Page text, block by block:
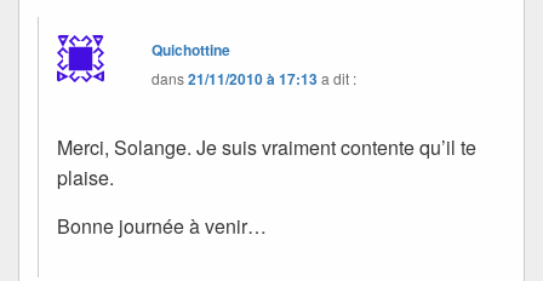
Quichottine
dans21/11/2010 à 17:13a dit :
Merci, Solange. Je suis vraiment contente qu’il te
plaise.
Bonne journée à venir…